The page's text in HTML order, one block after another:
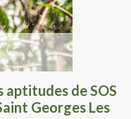
aptitudes de SOS
Georges Les